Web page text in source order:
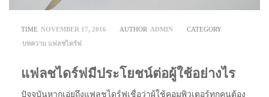
TIME NOVEMBER 17, 2016 AUTHOR ADMIN
CATEGORY
บทความ แฟลชไดร์ฟ
แฟลชไดร์ฟมีประโยชน์ต่อผู้ใช้อย่างไร
ปัจจุบันหากเอ่ยถึงแฟลชไดร์ฟเชื่อว่าผู้ใช้คอมพิวเตอร์ทุกคนต้อง